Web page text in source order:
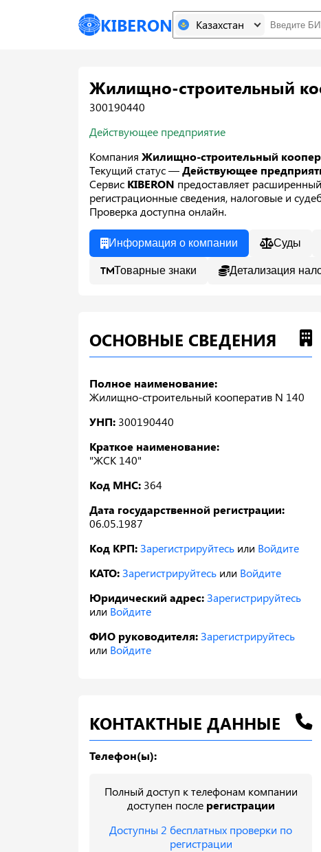
KIBERON Казахстан
Жилищно-строительный
300190440
Действующее предприятие
Компания Жилищно-строительный
Текущий статус —Действующее
Сервис KIBERON предоставляет
регистрационные сведения, налоговые и
Проверка доступна онлайн.
Информация о компании Суды
Товарные знаки Детализация
ОСНОВНЫЕ СВЕДЕНИЯ
Полное наименование:
Жилищно-строительный кооператив N 140
УНП: 300190440
Краткое наименование:
"ЖСК 140"
Код МНС: 364
Дата государственной регистрации:
06.05.1987
Код КРП:Зарегистрируйтесь или Войдите
КАТО:Зарегистрируйтесь или Войдите
Юридический адрес:Зарегистрируйтесь
или Войдите
ФИО руководителя:Зарегистрируйтесь
или Войдите
КОНТАКТНЫЕ ДАННЫЕ
Телефон(ы):
Полный доступ к телефонам компании
доступен после регистрации
Доступны 2 бесплатных проверки по
регистрации